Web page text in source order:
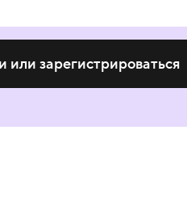
или зарегистрироваться